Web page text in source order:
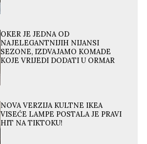
OKER JE JEDNA OD
NAJELEGANTNIJIH NIJANSI
SEZONE, IZDVAJAMO KOMADE
KOJE VRIJEDI DODATI U ORMAR
NOVA VERZIJA KULTNE IKEA
VISEĆE LAMPE POSTALA JE PRAVI
HIT NA TIKTOKU!